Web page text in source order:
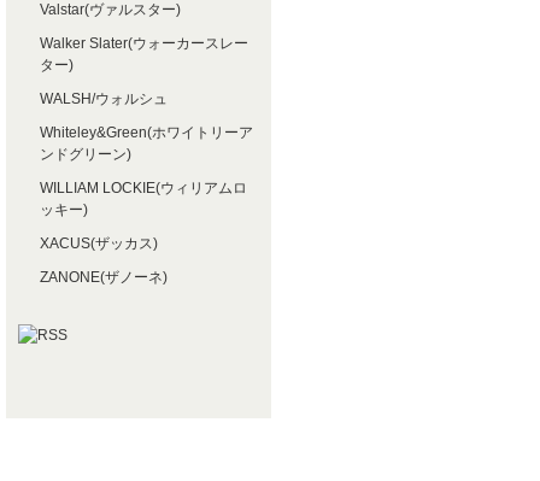
Valstar(ヴァルスター)
Walker Slater(ウォーカースレー
ター)
WALSH/ウォルシュ
Whiteley&Green(ホワイトリーア
ンドグリーン)
WILLIAM LOCKIE(ウィリアムロ
ッキー)
XACUS(ザッカス)
ZANONE(ザノーネ)